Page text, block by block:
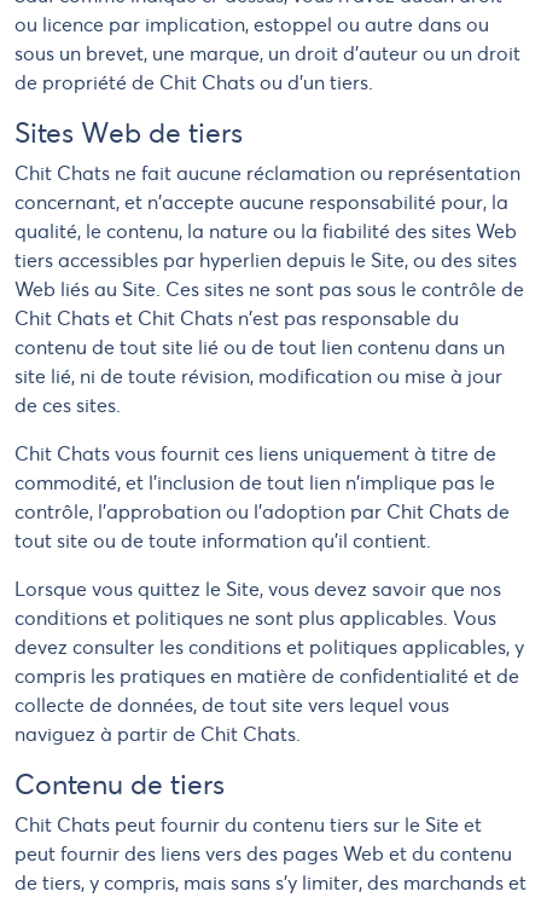
ou licence par implication, estoppel ou autre dans ou
sous un brevet, une marque, un droit d'auteur ou un droit
de propriété de Chit Chats ou d'un tiers.
Sites Web de tiers
Chit Chats ne fait aucune réclamation ou représentation
concernant, et n'accepte aucune responsabilité pour, la
qualité, le contenu, la nature ou la fiabilité des sites Web
tiers accessibles par hyperlien depuis le Site, ou des sites
Web liés au Site. Ces sites ne sont pas sous le contrôle de
Chit Chats et Chit Chats n'est pas responsable du
contenu de tout site lié ou de tout lien contenu dans un
site lié, ni de toute révision, modification ou mise à jour
de ces sites.
Chit Chats vous fournit ces liens uniquement à titre de
commodité, et l'inclusion de tout lien n'implique pas le
contrôle, l'approbation ou l'adoption par Chit Chats de
tout site ou de toute information qu'il contient.
Lorsque vous quittez le Site, vous devez savoir que nos
conditions et politiques ne sont plus applicables. Vous
devez consulter les conditions et politiques applicables, y
compris les pratiques en matière de confidentialité et de
collecte de données, de tout site vers lequel vous
naviguez à partir de Chit Chats.
Contenu de tiers
Chit Chats peut fournir du contenu tiers sur le Site et
peut fournir des liens vers des pages Web et du contenu
de tiers, y compris, mais sans s'y limiter, des marchands et